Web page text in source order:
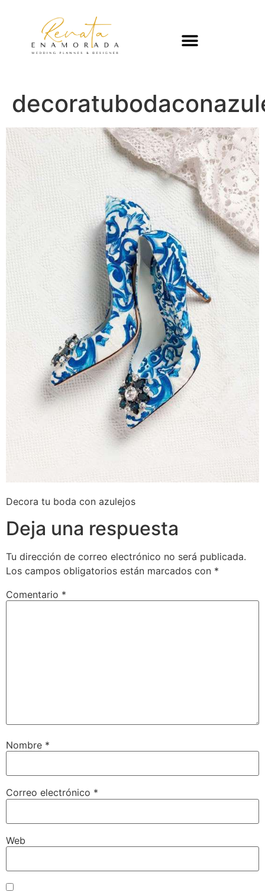
Decora tu boda con azulejos
Deja una respuesta
Tu dirección de correo electrónico no será publicada.
Los campos obligatorios están marcados con *
Comentario *
Nombre *
Correo electrónico *
Web